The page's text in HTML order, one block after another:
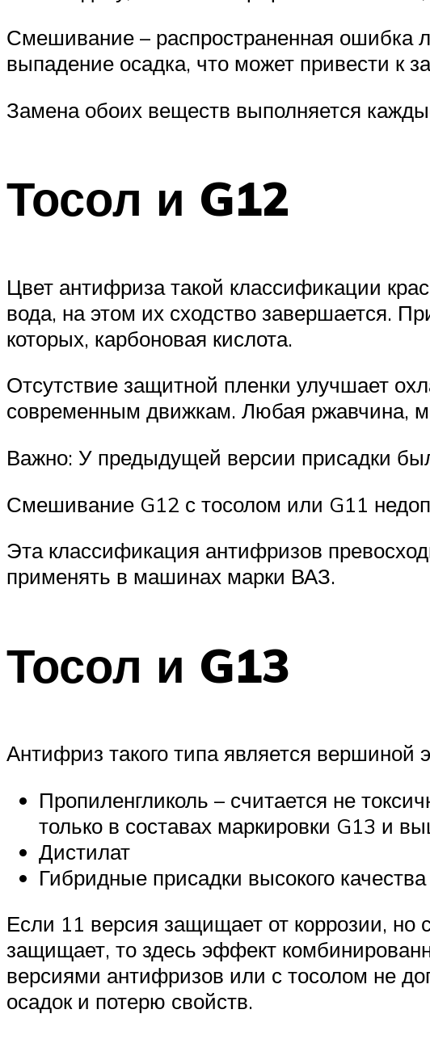
Меню
Смешивание – распространенная ошибка
выпадение осадка, что может привести к
Замена обоих веществ выполняется
Тосол и G12
Цвет антифриза такой классификации
вода, на этом их сходство завершается.
которых, карбоновая кислота.
Отсутствие защитной пленки улучшает
современным движкам. Любая ржавчина,
Важно: У предыдущей версии присадки
Смешивание G12 с тосолом или G11
Эта классификация антифризов
применять в машинах марки ВАЗ.
Тосол и G13
Антифриз такого типа является
Пропиленгликоль – считается не
только в составах маркировки G13 и
Дистилат
Гибридные присадки высокого качества
Если 11 версия защищает от коррозии, но
защищает, то здесь эффект
версиями антифризов или с тосолом не
осадок и потерю свойств.